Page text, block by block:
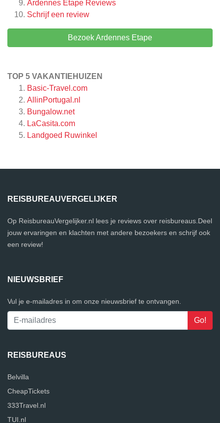
Ardennes Etape Reviews
Schrijf een review
Bezoek Ardennes Etape
TOP 5 VAKANTIEHUIZEN
Basic-Travel.com
AllinPortugal.nl
Bungalow.net
LaCasita.com
Landgoed Ruwinkel
REISBUREAUVERGELIJKER
Op ReisbureauVergelijker.nl lees je reviews over reisbureaus.Deel
jouw ervaringen en klachten met andere bezoekers en schrijf ook
een review!
NIEUWSBRIEF
Vul je e-mailadres in om onze nieuwsbrief te ontvangen.
REISBUREAUS
Belvilla
CheapTickets
333Travel.nl
TUI.nl